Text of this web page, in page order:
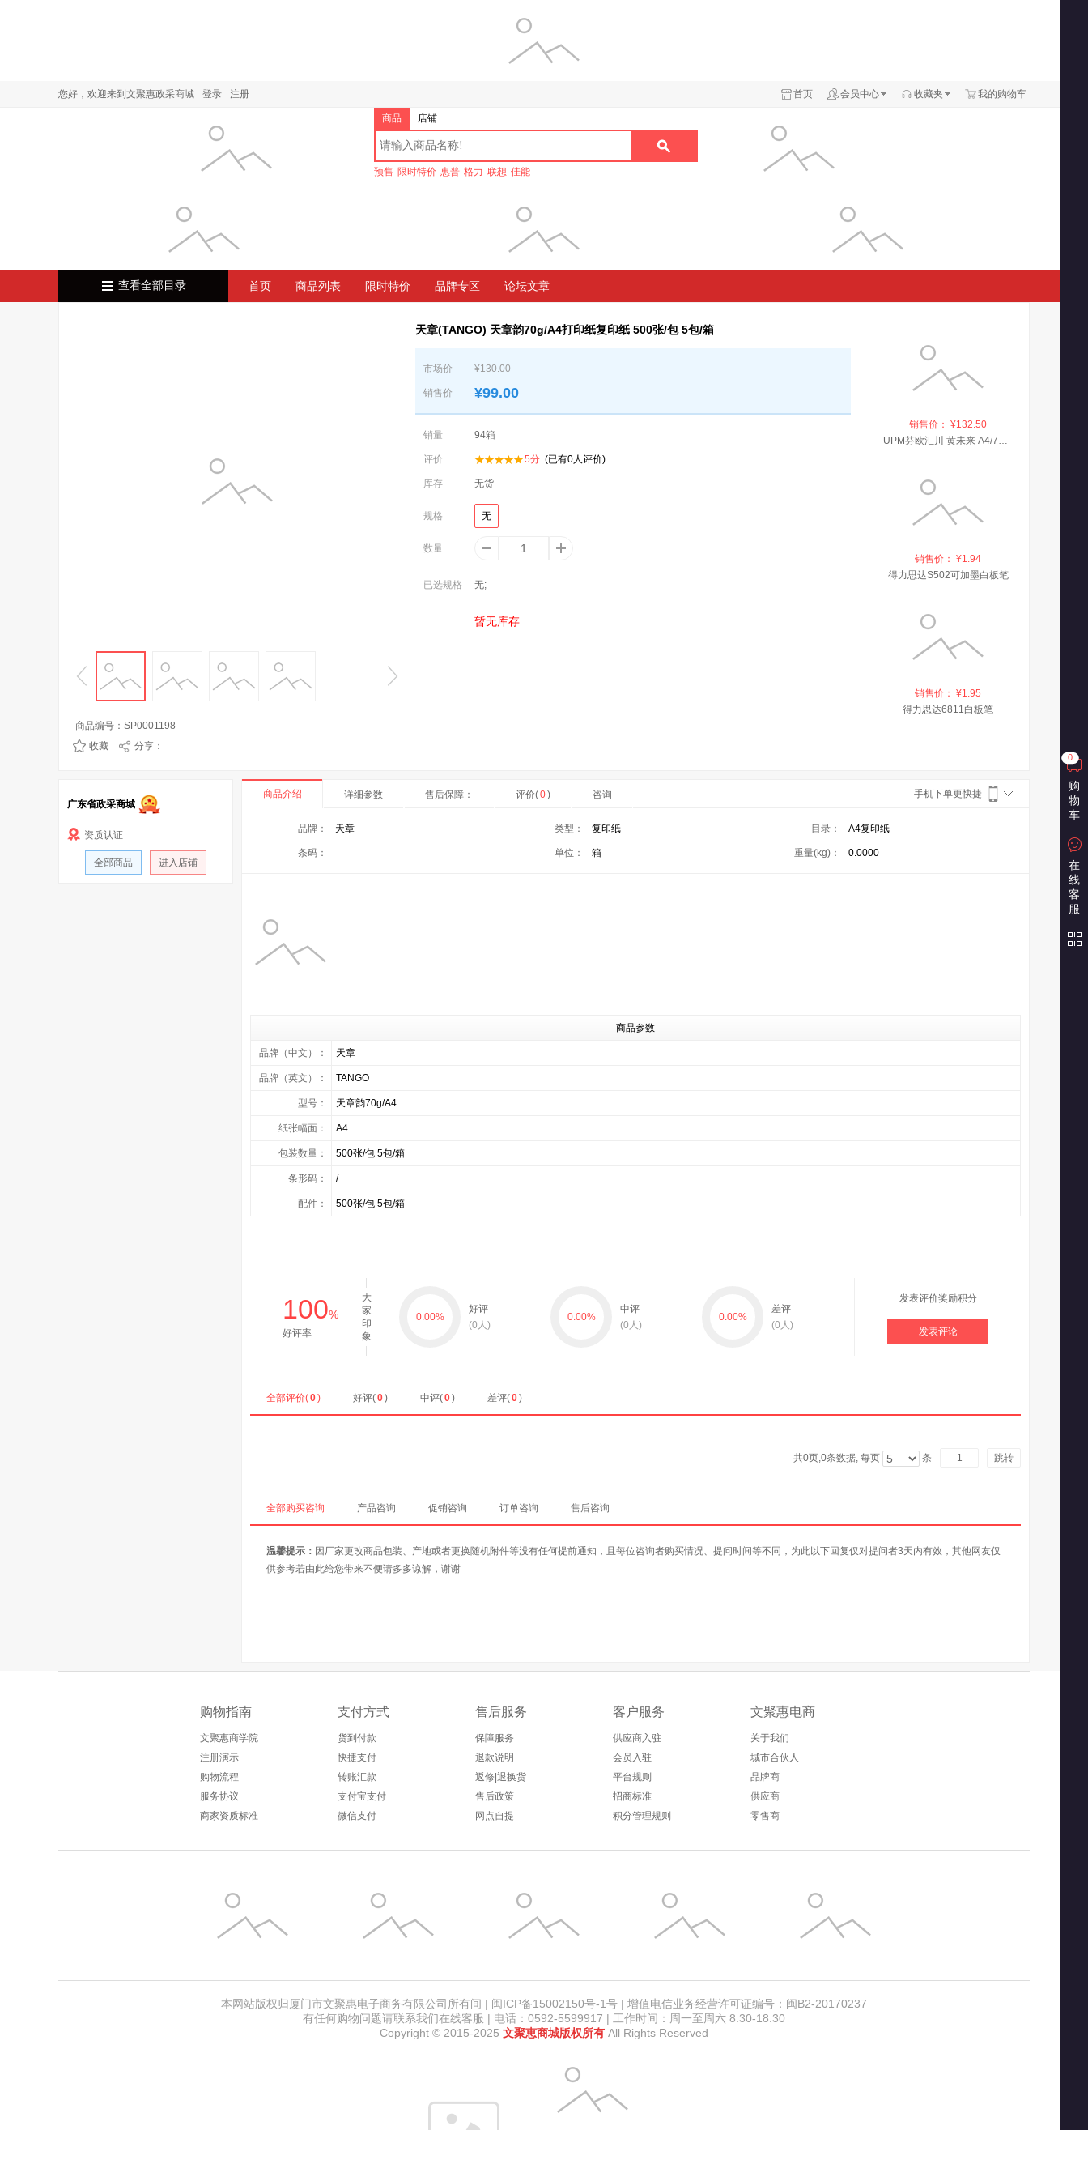
您好，欢迎来到文聚惠政采商城 登录 注册 首页 会员中心 收藏夹 我的购物车
商品 店铺
预售 限时特价 惠普 格力 联想 佳能
查看全部目录 首页 商品列表 限时特价 品牌专区 论坛文章
商品编号：SP0001198
收藏
分享：
天章(TANGO) 天章韵70g/A4打印纸复印纸 500张/包 5包/箱
市场价 ¥130.00
销售价 ¥99.00
销量 94箱
评价 5分 (已有0人评价)
库存 无货
规格 无
数量
已选规格 无;
暂无库存
销售价： ¥132.50
UPM芬欧汇川 黄未来 A4/70g 复印纸 500张/包 5包/箱
销售价： ¥1.94
得力思达S502可加墨白板笔
销售价： ¥1.95
得力思达6811白板笔
广东省政采商城
资质认证
全部商品 进入店铺
商品介绍 详细参数 售后保障： 评价(0) 咨询 手机下单更快捷
品牌： 天章 类型： 复印纸 目录： A4复印纸
条码： 单位： 箱 重量(kg)： 0.0000
商品参数
品牌（中文）： 天章
品牌（英文）： TANGO
型号： 天章韵70g/A4
纸张幅面： A4
包装数量： 500张/包 5包/箱
条形码： /
配件： 500张/包 5包/箱
100%
好评率
大
家
印
象
0.00%
好评
(0 人)
0.00%
中评
(0 人)
0.00%
差评
(0 人)
发表评价奖励积分
发表评论
全部评价(0) 好评(0) 中评(0) 差评(0)
共0页,0条数据, 每页 条 跳转
全部购买咨询 产品咨询 促销咨询 订单咨询 售后咨询
温馨提示： 因厂家更改商品包装、产地或者更换随机附件等没有任何提前通知，且每位咨询者购买情况、提问时间等不同，为此以下回复仅对提问者3天内有效，其他网友仅
供参考若由此给您带来不便请多多谅解，谢谢
购物指南
文聚惠商学院
注册演示
购物流程
服务协议
商家资质标准
支付方式
货到付款
快捷支付
转账汇款
支付宝支付
微信支付
售后服务
保障服务
退款说明
返修|退换货
售后政策
网点自提
客户服务
供应商入驻
会员入驻
平台规则
招商标准
积分管理规则
文聚惠电商
关于我们
城市合伙人
品牌商
供应商
零售商
本网站版权归厦门市文聚惠电子商务有限公司所有间 | 闽ICP备15002150号-1号 | 增值电信业务经营许可证编号：闽B2-20170237
有任何购物问题请联系我们在线客服 | 电话：0592-5599917 | 工作时间：周一至周六 8:30-18:30
Copyright © 2015-2025 文聚恵商城版权所有 All Rights Reserved
0
购
物
车
在
线
客
服